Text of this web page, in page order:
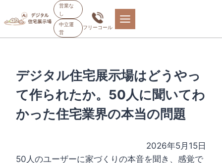
容
営業な
し
中立運
営
フリーコール
デジタル住宅展示場はどうやっ
て作られたか。50人に聞いてわ
かった住宅業界の本当の問題
2026年5月15日
50人のユーザーに家づくりの本音を聞き、感覚で